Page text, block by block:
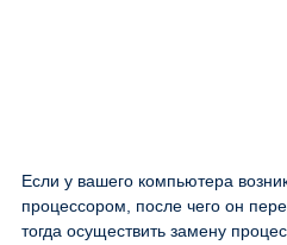
Если у вашего компьютера
процессором, после чего он
тогда осуществить замену